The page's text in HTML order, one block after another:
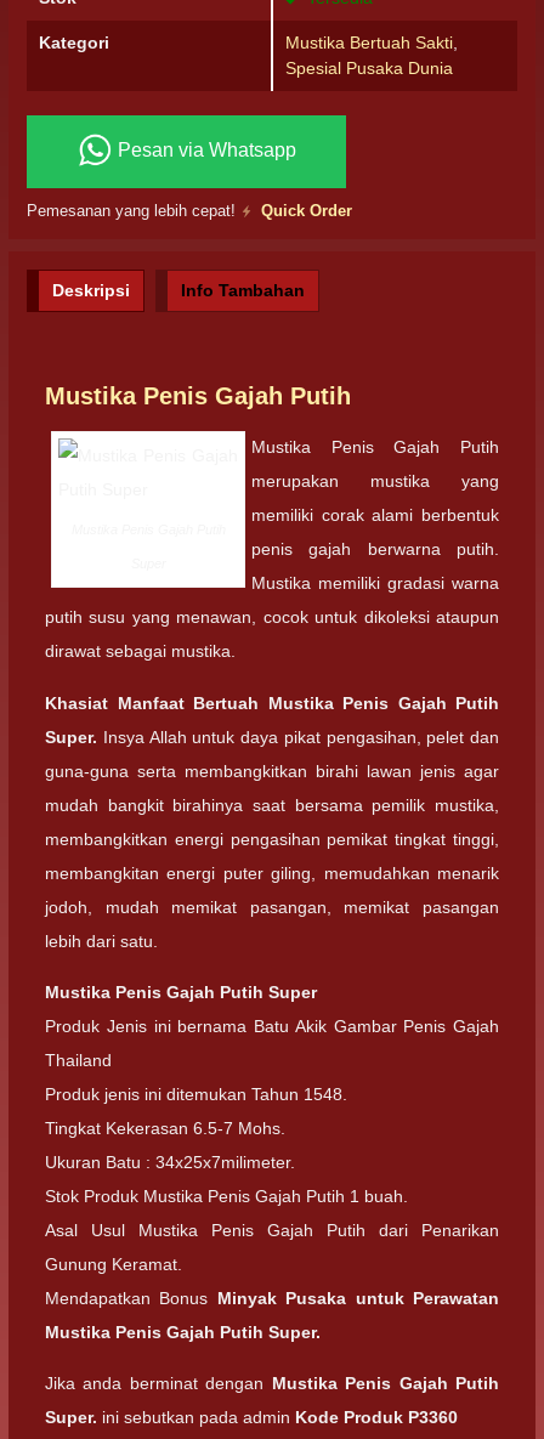
Kategori Mustika Bertuah Sakti
Spesial Pusaka Dunia
Pesan via Whatsapp
Pemesanan yang lebih cepat! Quick Order
Deskripsi Info Tambahan
Mustika Penis Gajah Putih
Mustika Penis Gajah Putih
merupakan mustika yang
memiliki corak alami berbentuk
penis gajah berwarna putih.
Mustika memiliki gradasi warna
putih susu yang menawan, cocok untuk dikoleksi ataupun
dirawat sebagai mustika.
Khasiat Manfaat Bertuah Mustika Penis Gajah Putih
Super. Insya Allah untuk daya pikat pengasihan, pelet dan
guna-guna serta membangkitkan birahi lawan jenis agar
mudah bangkit birahinya saat bersama pemilik mustika,
membangkitkan energi pengasihan pemikat tingkat tinggi,
membangkitan energi puter giling, memudahkan menarik
jodoh, mudah memikat pasangan, memikat pasangan
lebih dari satu.
Mustika Penis Gajah Putih Super
Produk Jenis ini bernama Batu Akik Gambar Penis Gajah
Thailand
Produk jenis ini ditemukan Tahun 1548.
Tingkat Kekerasan 6.5-7 Mohs.
Ukuran Batu : 34x25x7milimeter.
Stok Produk Mustika Penis Gajah Putih 1 buah.
Asal Usul Mustika Penis Gajah Putih dari Penarikan
Gunung Keramat.
Mendapatkan Bonus Minyak Pusaka untuk Perawatan
Mustika Penis Gajah Putih Super.
Jika anda berminat dengan Mustika Penis Gajah Putih
Super. ini sebutkan pada admin Kode Produk P3360